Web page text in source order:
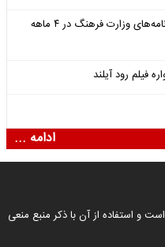
انتشار فهرست اعتبارات اختصاص‌یافته به برنامه‌های وزارت فرهنگ در ۴ ماهه
ادامه ...
است و استفاده از آن با ذکر منبع منعی